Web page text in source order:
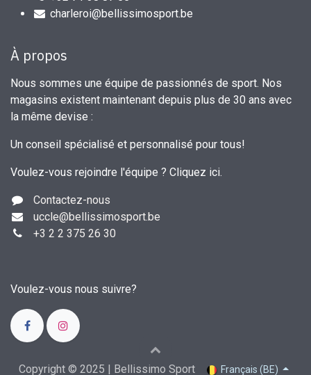
charleroi@bellissimosport.be
À propos
Nous sommes une équipe de passionnés de sport. Nos
magasins existent maintenant depuis plus de 30 ans avec
la même devise :
Un conseil spécialisé et personnalisé pour tous!
Voulez-vous rejoindre l'équipe ? Cliquez ici.
Contactez-nous
uccle@bellissimosport.be
+3 2 2 375 26 30
Voulez-vous nous suivre?
Copyright © 2025 | Bellissimo Sport Français (BE)